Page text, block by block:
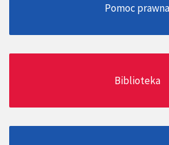
Pomoc prawna
Biblioteka